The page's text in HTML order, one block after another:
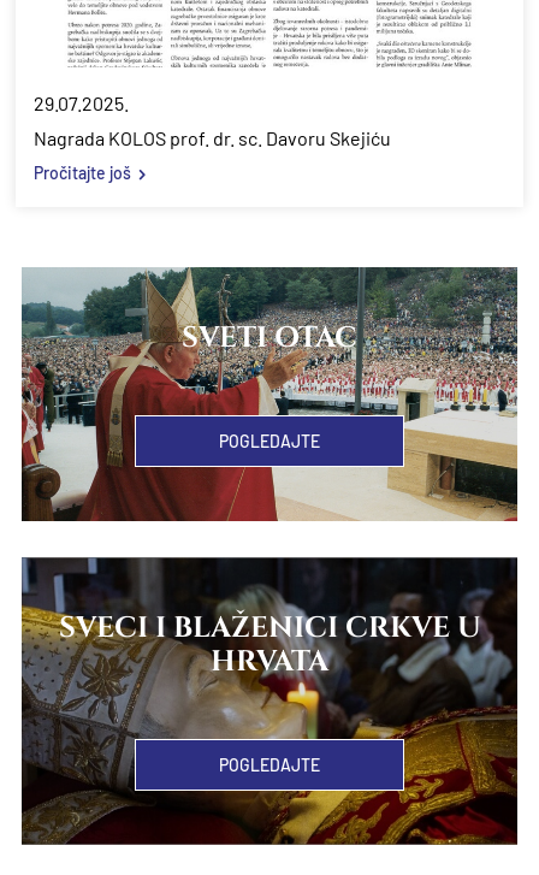
29.07.2025.
Nagrada KOLOS prof. dr. sc. Davoru Skejiću
Pročitajte još
SVETI OTAC
POGLEDAJTE
SVECI I BLAŽENICI CRKVE U
HRVATA
POGLEDAJTE